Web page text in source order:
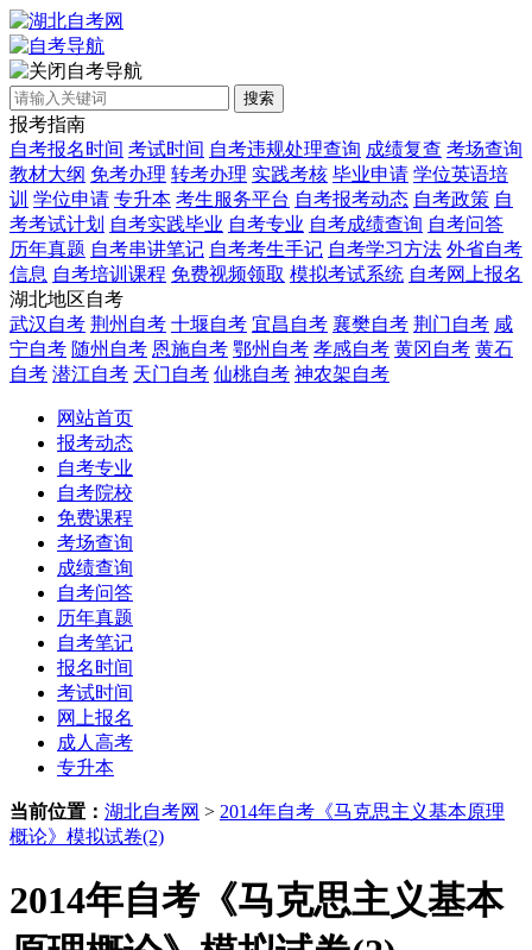
自考导航
搜索
报考指南
自考报名时间 考试时间 自考违规处理查询 成绩复查 考场查询
教材大纲 免考办理 转考办理 实践考核 毕业申请 学位英语培
训 学位申请 专升本 考生服务平台 自考报考动态 自考政策 自
考考试计划 自考实践毕业 自考专业 自考成绩查询 自考问答
历年真题 自考串讲笔记 自考考生手记 自考学习方法 外省自考
信息 自考培训课程 免费视频领取 模拟考试系统 自考网上报名
湖北地区自考
武汉自考 荆州自考 十堰自考 宜昌自考 襄樊自考 荆门自考 咸
宁自考 随州自考 恩施自考 鄂州自考 孝感自考 黄冈自考 黄石
自考 潜江自考 天门自考 仙桃自考 神农架自考
网站首页
报考动态
自考专业
自考院校
免费课程
考场查询
成绩查询
自考问答
历年真题
自考笔记
报名时间
考试时间
网上报名
成人高考
专升本
当前位置： 湖北自考网 > 2014年自考《马克思主义基本原理
概论》模拟试卷(2)
2014年自考《马克思主义基本